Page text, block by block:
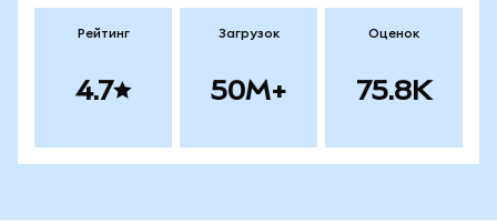
Рейтинг
4.7
Загрузок
50M+
Оценок
75.8K